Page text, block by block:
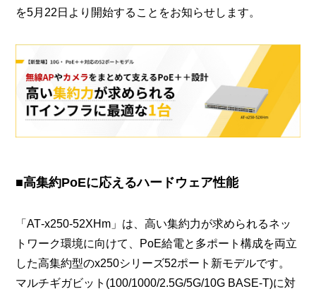
を5月22日より開始することをお知らせします。
■高集約PoEに応えるハードウェア性能
「AT‑x250‑52XHm」は、高い集約力が求められるネッ
トワーク環境に向けて、PoE給電と多ポート構成を両立
した高集約型のx250シリーズ52ポート新モデルです。
マルチギガビット(100/1000/2.5G/5G/10G BASE‑T)に対